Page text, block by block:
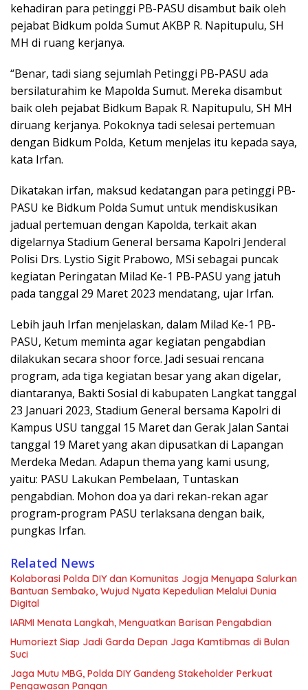
kehadiran para petinggi PB-PASU disambut baik oleh
pejabat Bidkum polda Sumut AKBP R. Napitupulu, SH
MH di ruang kerjanya.
“Benar, tadi siang sejumlah Petinggi PB-PASU ada
bersilaturahim ke Mapolda Sumut. Mereka disambut
baik oleh pejabat Bidkum Bapak R. Napitupulu, SH MH
diruang kerjanya. Pokoknya tadi selesai pertemuan
dengan Bidkum Polda, Ketum menjelas itu kepada saya,
kata Irfan.
Dikatakan irfan, maksud kedatangan para petinggi PB-
PASU ke Bidkum Polda Sumut untuk mendiskusikan
jadual pertemuan dengan Kapolda, terkait akan
digelarnya Stadium General bersama Kapolri Jenderal
Polisi Drs. Lystio Sigit Prabowo, MSi sebagai puncak
kegiatan Peringatan Milad Ke-1 PB-PASU yang jatuh
pada tanggal 29 Maret 2023 mendatang, ujar Irfan.
Lebih jauh Irfan menjelaskan, dalam Milad Ke-1 PB-
PASU, Ketum meminta agar kegiatan pengabdian
dilakukan secara shoor force. Jadi sesuai rencana
program, ada tiga kegiatan besar yang akan digelar,
diantaranya, Bakti Sosial di kabupaten Langkat tanggal
23 Januari 2023, Stadium General bersama Kapolri di
Kampus USU tanggal 15 Maret dan Gerak Jalan Santai
tanggal 19 Maret yang akan dipusatkan di Lapangan
Merdeka Medan. Adapun thema yang kami usung,
yaitu: PASU Lakukan Pembelaan, Tuntaskan
pengabdian. Mohon doa ya dari rekan-rekan agar
program-program PASU terlaksana dengan baik,
pungkas Irfan.
Related News
Kolaborasi Polda DIY dan Komunitas Jogja Menyapa Salurkan
Bantuan Sembako, Wujud Nyata Kepedulian Melalui Dunia
Digital
IARMI Menata Langkah, Menguatkan Barisan Pengabdian
Humoriezt Siap Jadi Garda Depan Jaga Kamtibmas di Bulan
Suci
Jaga Mutu MBG, Polda DIY Gandeng Stakeholder Perkuat
Pengawasan Pangan